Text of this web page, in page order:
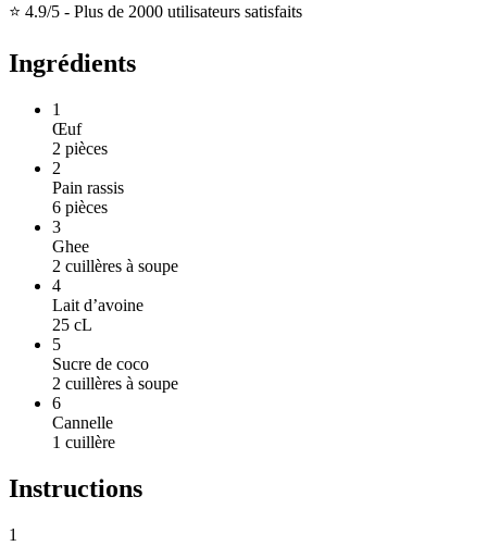
⭐ 4.9/5 - Plus de 2000 utilisateurs satisfaits
Ingrédients
1
Œuf
2 pièces
2
Pain rassis
6 pièces
3
Ghee
2 cuillères à soupe
4
Lait d’avoine
25 cL
5
Sucre de coco
2 cuillères à soupe
6
Cannelle
1 cuillère
Instructions
1